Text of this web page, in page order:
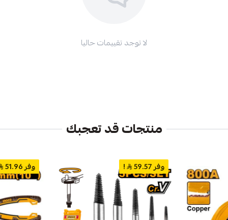
لا توجد تقييمات حاليا
منتجات قد تعجبك
وفر 59.57 ! وفر 51.96